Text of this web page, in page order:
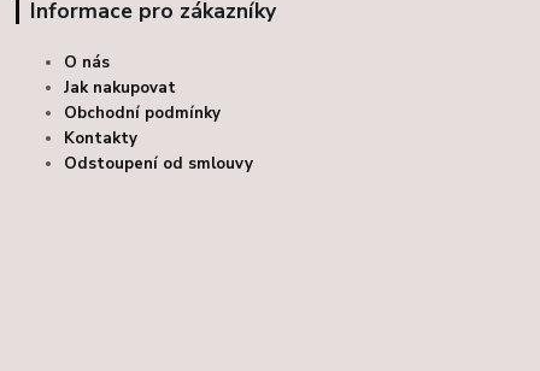
Informace pro zákazníky
O nás
Jak nakupovat
Obchodní podmínky
Kontakty
Odstoupení od smlouvy